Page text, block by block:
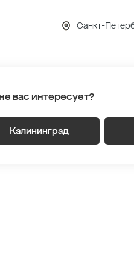
Санкт-
вас интересует?
Калининград